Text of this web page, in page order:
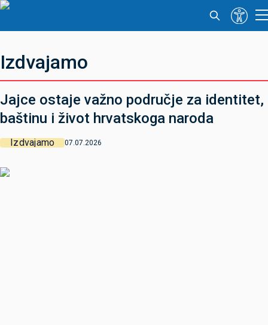
Izdvajamo
Jajce ostaje važno područje za identitet,
baštinu i život hrvatskoga naroda
Izdvajamo 07.07.2026